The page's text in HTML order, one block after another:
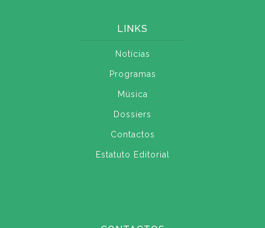
LINKS
Notícias
Programas
Música
Dossiers
Contactos
Estatuto Editorial